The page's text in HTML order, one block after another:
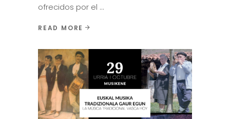
ofrecidos por el
READ MORE